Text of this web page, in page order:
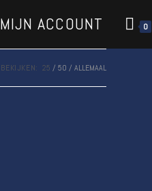
MIJN ACCOUNT 0
BEKIJKEN: 25 50 ALLEMAAL